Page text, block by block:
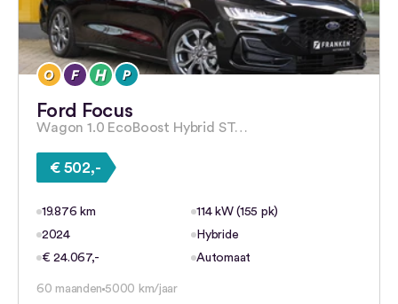
Ford Focus
Wagon 1.0 EcoBoost Hybrid ST…
€ 502,-
19.876 km
114 kW (155 pk)
2024
Hybride
€ 24.067,-
Automaat
60 maanden 5000 km/jaar